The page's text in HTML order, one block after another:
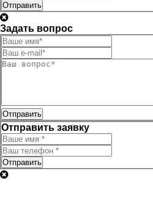
Отправить
Задать вопрос
Отправить
Отправить заявку
Отправить